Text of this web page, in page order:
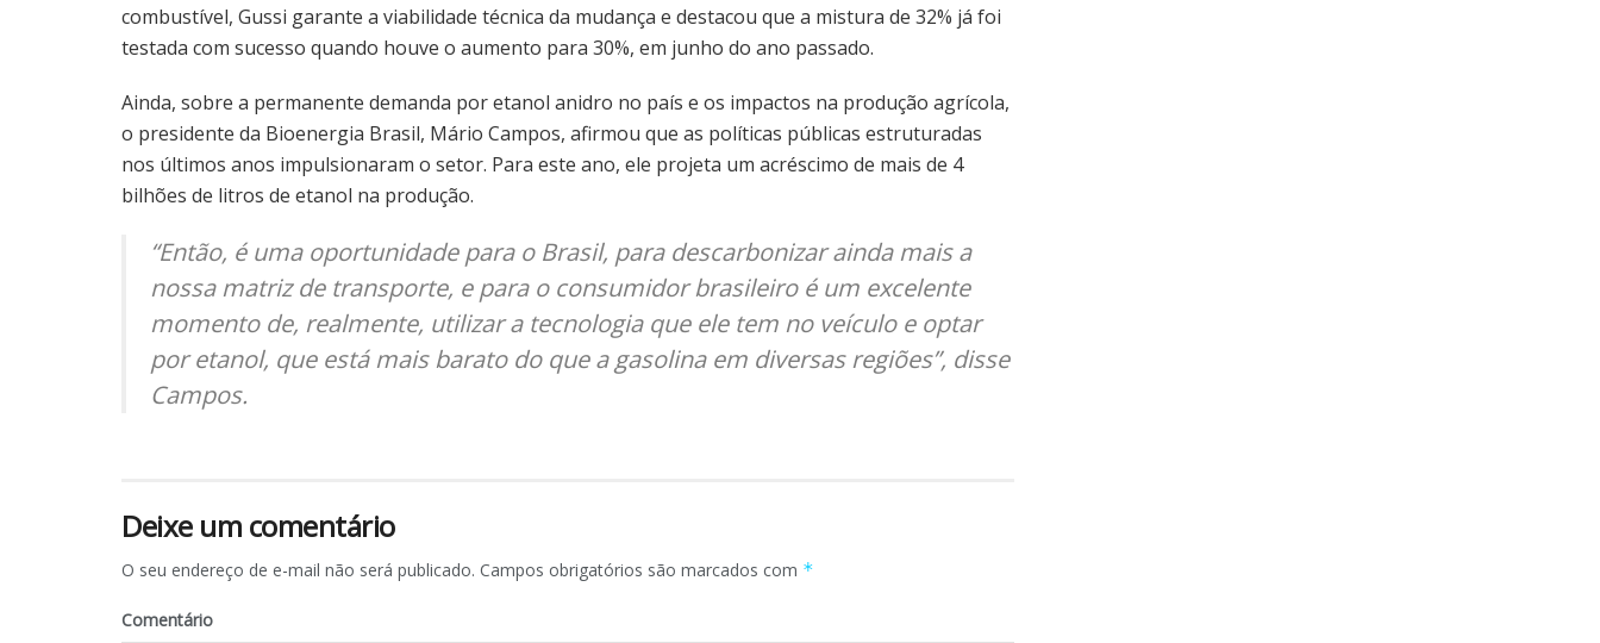
combustível, Gussi garante a viabilidade técnica da mudança e destacou que a mistura de 32% já foi
testada com sucesso quando houve o aumento para 30%, em junho do ano passado.
Ainda, sobre a permanente demanda por etanol anidro no país e os impactos na produção agrícola,
o presidente da Bioenergia Brasil, Mário Campos, afirmou que as políticas públicas estruturadas
nos últimos anos impulsionaram o setor. Para este ano, ele projeta um acréscimo de mais de 4
bilhões de litros de etanol na produção.
“Então, é uma oportunidade para o Brasil, para descarbonizar ainda mais a
nossa matriz de transporte, e para o consumidor brasileiro é um excelente
momento de, realmente, utilizar a tecnologia que ele tem no veículo e optar
por etanol, que está mais barato do que a gasolina em diversas regiões”, disse
Campos.
Deixe um comentário
O seu endereço de e-mail não será publicado. Campos obrigatórios são marcados com *
Comentário